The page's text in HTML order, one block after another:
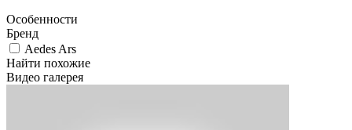
Особенности
Бренд
Aedes Ars
Найти похожие
Видео галерея